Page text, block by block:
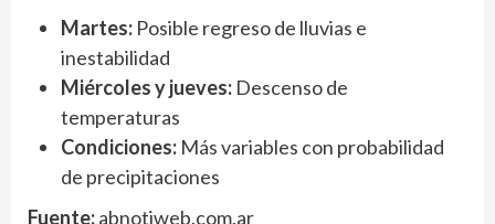
Martes: Posible regreso de lluvias e
inestabilidad
Miércoles y jueves: Descenso de
temperaturas
Condiciones: Más variables con probabilidad
de precipitaciones
Fuente:abnotiweb.com.ar